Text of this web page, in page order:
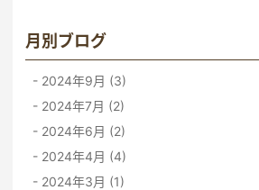
月別ブログ
2024年9月 (3)
2024年7月 (2)
2024年6月 (2)
2024年4月 (4)
2024年3月 (1)